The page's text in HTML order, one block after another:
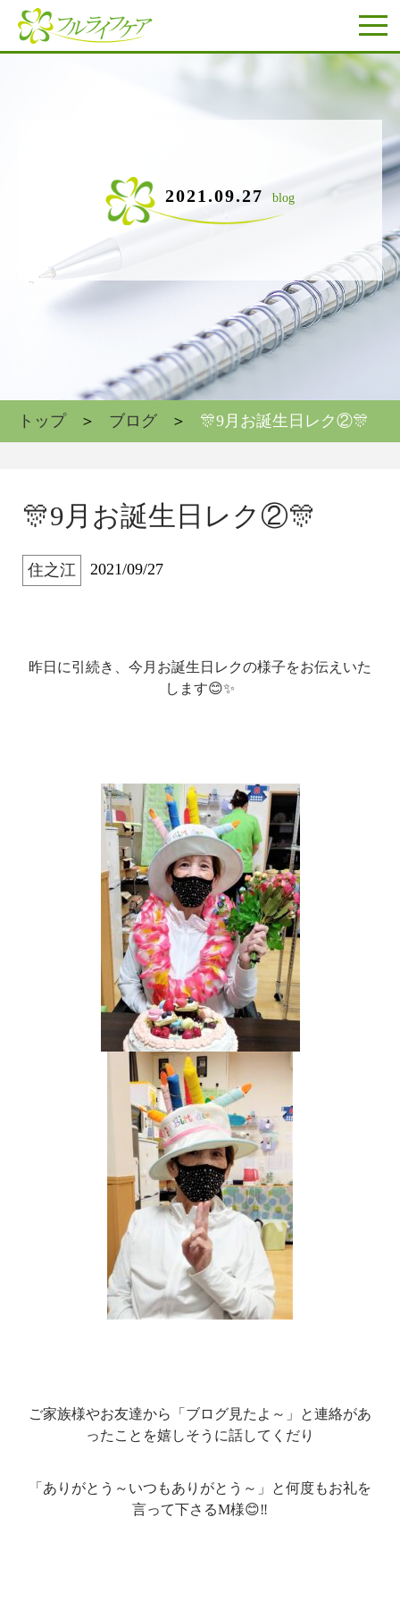
2021.09.27 blog
トップ ブログ 🎊9月お誕生日レク②🎊
🎊9月お誕生日レク②🎊
住之江 2021/09/27
昨日に引続き、今月お誕生日レクの様子をお伝えいた
します😊✨
ご家族様やお友達から「ブログ見たよ～」と連絡があ
ったことを嬉しそうに話してくだり
「ありがとう～いつもありがとう～」と何度もお礼を
言って下さるM様😊‼